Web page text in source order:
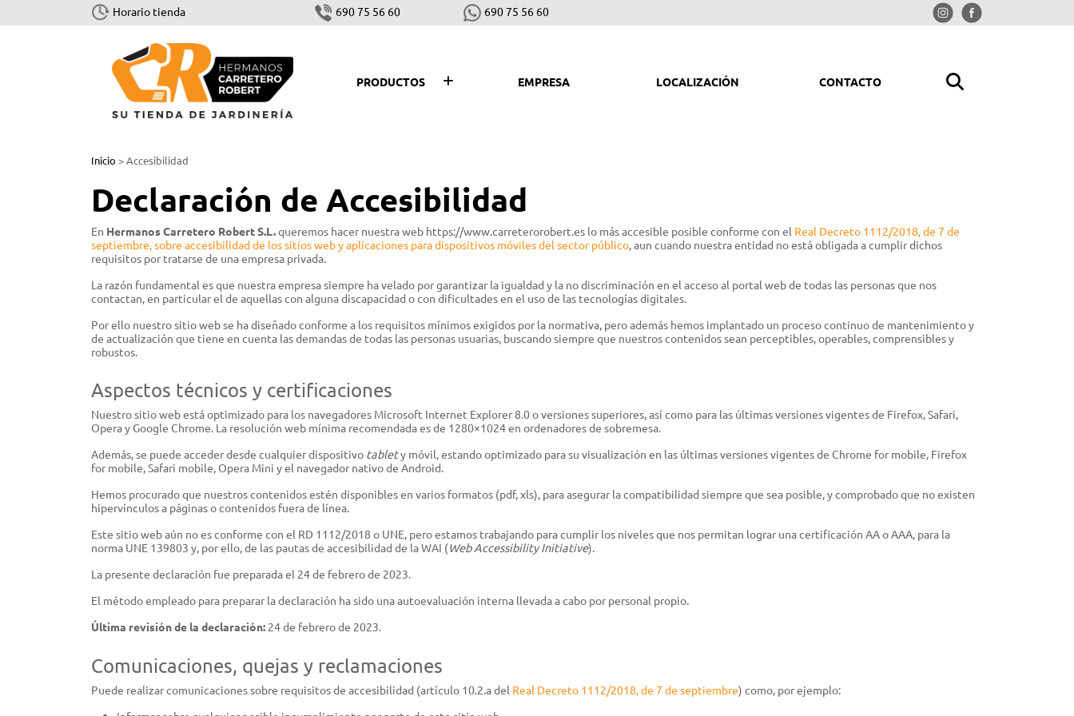
Horario tienda 690 75 56 60 690 75 56 60
PRODUCTOS
CORTAR Y TALAR
Motosierras
Cortasetos
Podadoras
Sistema combinado y multisistema
Tijeras
Desbrozadoras y cortabordes
Robots cortacéspedes
Cortacéspedes
Motoazadas
Vareadores
Barredoras
Sopladores y picadores aspiradores
CONSTRUCCIÓN
Tronzadoras
BATERÍAS
Sistema AS
Equipo de protección individual (EPI)
Soluciones inteligentes
HERRAMIENTAS MANUALES
Herramientas de poda
Herramientas forestales
TIENDA DE MARCA
Stihl Collection - Ropa
EMPRESA LOCALIZACIÓN CONTACTO
Inicio > Accesibilidad
Declaración de Accesibilidad
En Hermanos Carretero Robert S.L.queremos hacer nuestra web https://www.carreterorobert.es lo más accesible posible conforme con el Real Decreto 1112/2018, de 7 de
septiembre, sobre accesibilidad de los sitios web y aplicaciones para dispositivos móviles del sector público, aun cuando nuestra entidad no está obligada a cumplir dichos
requisitos por tratarse de una empresa privada.
La razón fundamental es que nuestra empresa siempre ha velado por garantizar la igualdad y la no discriminación en el acceso al portal web de todas las personas que nos
contactan, en particular el de aquellas con alguna discapacidad o con dificultades en el uso de las tecnologías digitales.
Por ello nuestro sitio web se ha diseñado conforme a los requisitos mínimos exigidos por la normativa, pero además hemos implantado un proceso continuo de mantenimiento y
de actualización que tiene en cuenta las demandas de todas las personas usuarias, buscando siempre que nuestros contenidos sean perceptibles, operables, comprensibles y
robustos.
Aspectos técnicos y certificaciones
Nuestro sitio web está optimizado para los navegadores Microsoft Internet Explorer 8.0 o versiones superiores, así como para las últimas versiones vigentes de Firefox, Safari,
Opera y Google Chrome. La resolución web mínima recomendada es de 1280×1024 en ordenadores de sobremesa.
Además, se puede acceder desde cualquier dispositivo tablety móvil, estando optimizado para su visualización en las últimas versiones vigentes de Chrome for mobile, Firefox
for mobile, Safari mobile, Opera Mini y el navegador nativo de Android.
Hemos procurado que nuestros contenidos estén disponibles en varios formatos (pdf, xls), para asegurar la compatibilidad siempre que sea posible, y comprobado que no existen
hipervínculos a páginas o contenidos fuera de línea.
Este sitio web aún no es conforme con el RD 1112/2018 o UNE, pero estamos trabajando para cumplir los niveles que nos permitan lograr una certificación AA o AAA, para la
norma UNE 139803 y, por ello, de las pautas de accesibilidad de la WAI (Web Accessibility Initiative).
La presente declaración fue preparada el 24 de febrero de 2023.
El método empleado para preparar la declaración ha sido una autoevaluación interna llevada a cabo por personal propio.
Última revisión de la declaración: 24 de febrero de 2023.
Comunicaciones, quejas y reclamaciones
Puede realizar comunicaciones sobre requisitos de accesibilidad (artículo 10.2.a del Real Decreto 1112/2018, de 7 de septiembre) como, por ejemplo: